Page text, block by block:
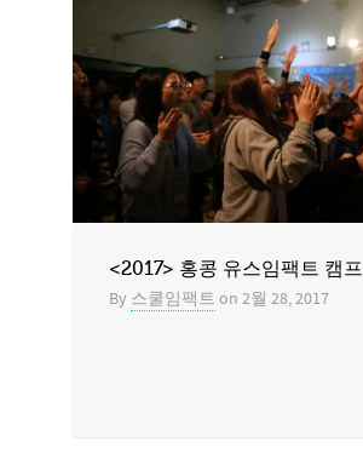
<2017> 홍콩 유스임팩트 캠프
By 스쿨임팩트 on 2월 28, 2017